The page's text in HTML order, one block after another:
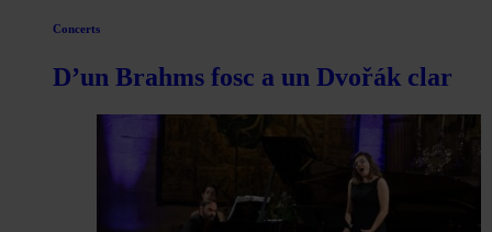
Concerts
D’un Brahms fosc a un Dvořák clar